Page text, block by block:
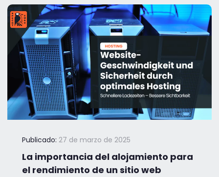
Publicado: 27 de marzo de 2025
La importancia del alojamiento para
el rendimiento de un sitio web